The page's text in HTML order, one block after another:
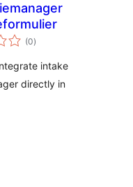
(0कुल
दर)
intake
directly in